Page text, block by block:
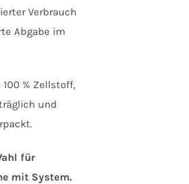
Verbrauch
Abgabe im
100 % Zellstoff,
und
für
mit System.